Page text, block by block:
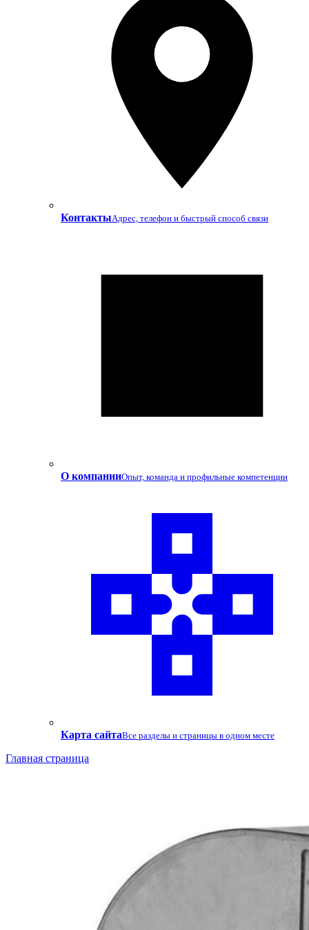
КонтактыАдрес, телефон и быстрый способ связи
О компанииОпыт, команда и профильные компетенции
Карта сайтаВсе разделы и страницы в одном месте
Главная страница